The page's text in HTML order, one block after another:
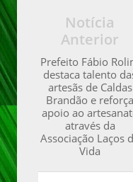
Notícia
Anterior
Prefeito Fábio
destaca talento
artesãs de Caldas
Brandão e reforça
apoio ao
através da
Associação Laços
Vida